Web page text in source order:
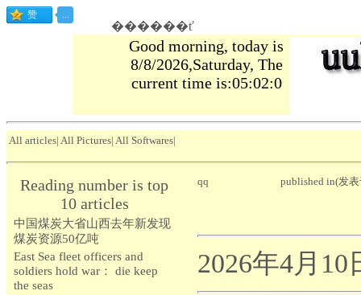
������ť
Good morning, today is
8/8/2026,Saturday, The
current time is:05:02:1
All articles| All Pictures| All Softwares|
Reading number is top
10 articles
中国煤炭大省山西去年新发现
煤炭资源50亿吨
East Sea fleet officers and
soldiers hold war： die keep
the seas
qq published in(发
2026年4月